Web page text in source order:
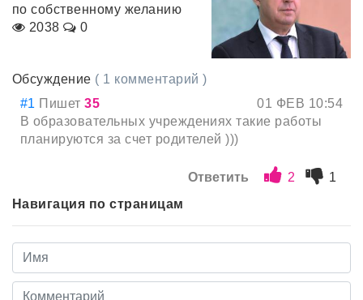
по собственному желанию
2038
0
Обсуждение ( 1 комментарий )
#1 Пишет35
01 ФЕВ 10:54
В образовательных учреждениях такие работы
планируются за счет родителей )))
Ответить 2
1
Навигация по страницам